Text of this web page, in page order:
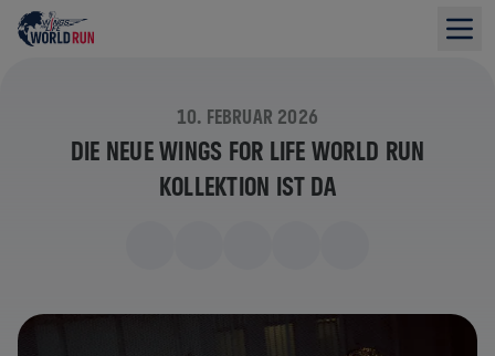
10. FEBRUAR 2026
DIE NEUE WINGS FOR LIFE WORLD RUN
KOLLEKTION IST DA